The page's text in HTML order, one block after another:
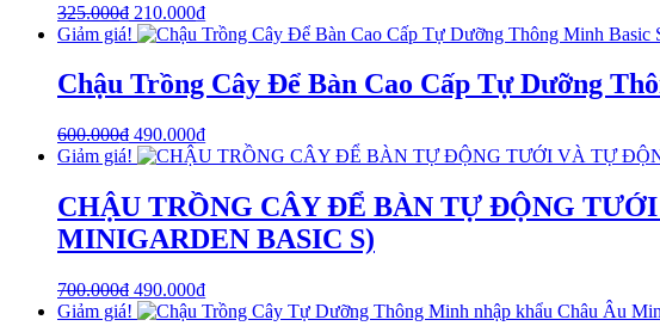
325.000₫ 210.000₫
Giảm giá!
Chậu Trồng Cây Để Bàn Cao Cấp Tự Dưỡng
600.000₫ 490.000₫
Giảm giá!
CHẬU TRỒNG CÂY ĐỂ BÀN TỰ ĐỘNG
MINIGARDEN BASIC S)
700.000₫ 490.000₫
Giảm giá!